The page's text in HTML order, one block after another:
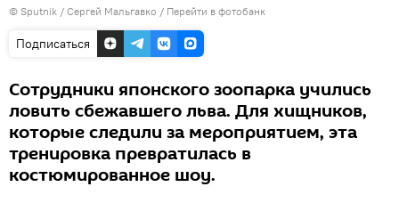
© Sputnik / Сергей Мальгавко / Перейти в фотобанк
Подписаться
Сотрудники японского зоопарка учились
ловить сбежавшего льва. Для хищников,
которые следили за мероприятием, эта
тренировка превратилась в
костюмированное шоу.